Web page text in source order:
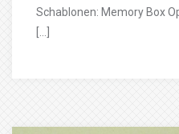
Schablonen: Memory Box
[…]